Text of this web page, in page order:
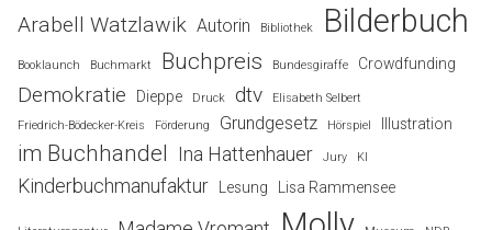
Arabell Watzlawik Autorin Bibliothek Bilderbuch
Booklaunch Buchmarkt Buchpreis Bundesgiraffe Crowdfunding
Demokratie Dieppe Druck dtv
Elisabeth Selbert
Friedrich-Bödecker-Kreis
Förderung Grundgesetz Hörspiel Illustration
im Buchhandel Ina Hattenhauer Jury KI
Kinderbuchmanufaktur Lesung Lisa Rammensee